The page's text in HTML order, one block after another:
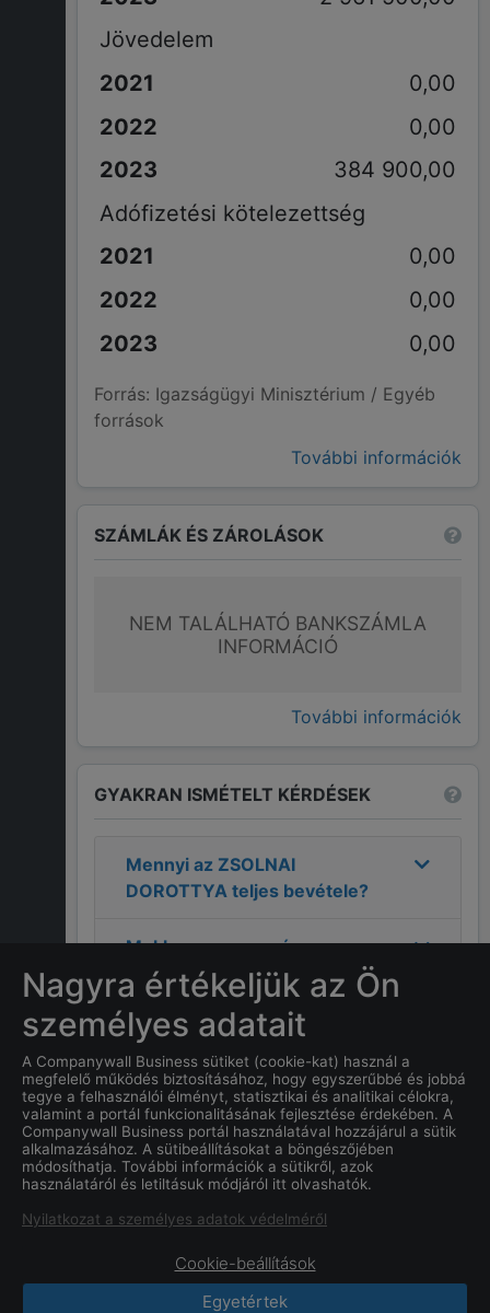
Jövedelem
0,00
0,00
384 900,00
Adófizetési kötelezettség
0,00
0,00
0,00
Forrás: Igazságügyi Minisztérium / Egyéb
források
További információk
SZÁMLÁK ÉS ZÁROLÁSOK
NEM TALÁLHATÓ BANKSZÁMLA
INFORMÁCIÓ
További információk
GYAKRAN ISMÉTELT KÉRDÉSEK
Mennyi az ZSOLNAI
DOROTTYA teljes bevétele?
Mekkora a nyereség a
2023-as évre vonatkozóan a
ZSOLNAI DOROTTYA
cégnél?
MiZSOLNAI DOROTTYA
címe?
Mi aZSOLNAI DOROTTYA
cég alapításának dátuma?
CompanyWall Business © 2026
Nagyra értékeljük az Ön
személyes adatait
A Companywall Business sütiket (cookie-kat) használ a
megfelelő működés biztosításához, hogy egyszerűbbé és jobbá
tegye a felhasználói élményt, statisztikai és analitikai célokra,
valamint a portál funkcionalitásának fejlesztése érdekében. A
Companywall Business portál használatával hozzájárul a sütik
alkalmazásához. A sütibeállításokat a böngészőjében
módosíthatja. További információk a sütikről, azok
használatáról és letiltásuk módjáról itt olvashatók.
Nyilatkozat a személyes adatok védelméről
Cookie-beállítások
Egyetértek